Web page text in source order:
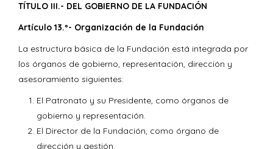
TÍTULO III.- DEL GOBIERNO DE LA FUNDACIÓN
Artículo 13.º- Organización de la Fundación
La estructura básica de la Fundación está integrada por
los órganos de gobierno, representación, dirección y
asesoramiento siguientes:
El Patronato y su Presidente, como órganos de
gobierno y representación.
El Director de la Fundación, como órgano de
dirección y gestión.